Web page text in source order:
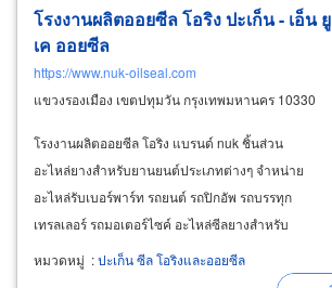
โรงงานผลิตออยซีล โอริง ปะเก็น - เอ็น ยู
เค ออยซีล
https://www.nuk-oilseal.com
แขวงรองเมือง เขตปทุมวัน กรุงเทพมหานคร 10330
โรงงานผลิตออยซีล โอริง แบรนด์ nuk ชิ้นส่วน
อะไหล่ยางสำหรับยานยนต์ประเภทต่างๆ จำหน่าย
อะไหล่รับเบอร์พาร์ท รถยนต์ รถปิกอัพ รถบรรทุก
เทรลเลอร์ รถมอเตอร์ไซค์ อะไหล่ซีลยางสำหรับ
อุปกรณ์แก๊ส อะไหล่ลูกยาง ซีลยาง โอริงสำหรับ
สุขภัณฑ์และอุปกรณ์ประปา ซีลกันน้ำมัน โอริง
หมวดหมู่ :ปะเก็น ซีล โอริงและออยซีล